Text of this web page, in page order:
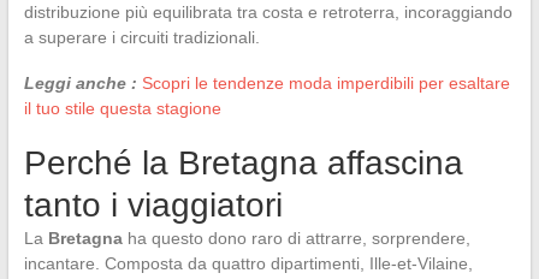
distribuzione più equilibrata tra costa e retroterra, incoraggiando
a superare i circuiti tradizionali.
Leggi anche : Scopri le tendenze moda imperdibili per esaltare
il tuo stile questa stagione
Perché la Bretagna affascina
tanto i viaggiatori
La Bretagnaha questo dono raro di attrarre, sorprendere,
incantare. Composta da quattro dipartimenti, Ille-et-Vilaine,